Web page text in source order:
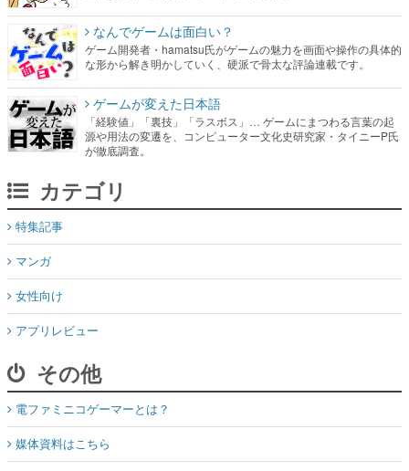
なんでゲームは面白い？
ゲーム開発者・hamatsu氏がゲームの魅力を画面や操作の具体的
な形から解き明かしていく、硬派で骨太な評論連載です。
ゲームが変えた日本語
「経験値」「裏技」「ラスボス」… ゲームにまつわる言葉の起
源や用法の変遷を、コンピューター文化史研究家・タイニーP氏
が徹底調査。
カテゴリ
特集記事
マンガ
女性向け
アプリレビュー
その他
電ファミニコゲーマーとは？
媒体資料はこちら